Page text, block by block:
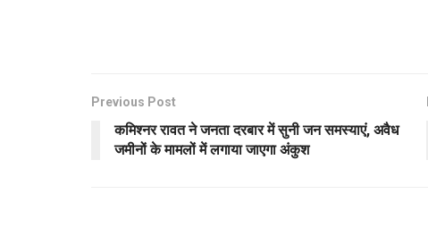
Previous Post
कमिश्नर रावत ने जनता दरबार में सुनी जन समस्याएं, अवैध
जमीनों के मामलों में लगाया जाएगा अंकुश